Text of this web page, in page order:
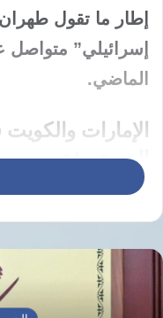
إطار ما تقول
الماضي.
الإمارات
المستهدفة
وتعد الإمارات
ثم البحرين وقطر
سلطنة عمان الأقل
وأعلنت وزارة الدفاع